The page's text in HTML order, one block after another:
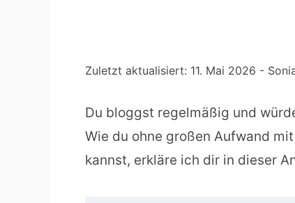
Zuletzt aktualisiert: 11. Mai 2026 -
Du bloggst regelmäßig und
Wie du ohne großen Aufwand
kannst, erkläre ich dir in dieser